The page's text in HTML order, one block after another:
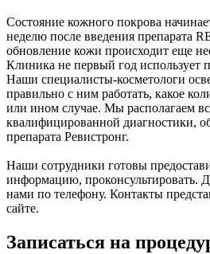
Состояние кожного покрова
неделю после введения препарата
обновление кожи происходит еще
Клиника не первый год использует
Наши специалисты-косметологи
правильно с ним работать, какое
или ином случае. Мы располагаем
квалифицированной диагностики,
препарата Ревистронг.
Наши сотрудники готовы
информацию, проконсультировать.
нами по телефону. Контакты
сайте.
Записаться на